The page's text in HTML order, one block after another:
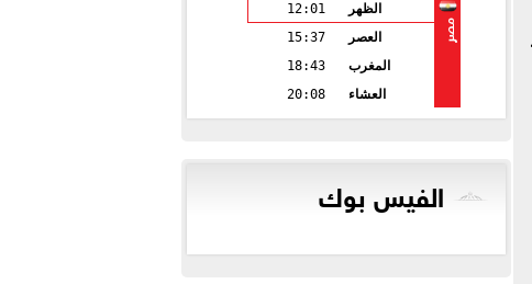
مصر
الظهر
12:01
العصر
15:37
المغرب
18:43
العشاء
20:08
الفيس بوك